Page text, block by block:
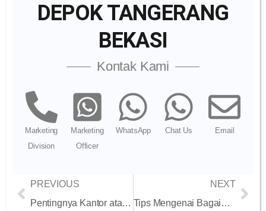
DEPOK TANGERANG
BEKASI
Kontak Kami
Marketing
Division
Marketing
Officer
WhatsApp Chat Us Email
PREVIOUS
Pentingnya Kantor atau Perusahaan Berlangganan Internet Dedicated Bandwidth untuk Lebih Memaksimalkan Produktivitas
NEXT
Tips Mengenai Bagaimana Cara Mempercepat Koneksi Internet di Kantor